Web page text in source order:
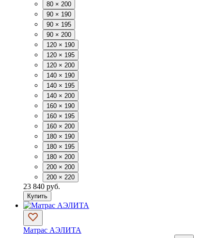
80 × 200
90 × 190
90 × 195
90 × 200
120 × 190
120 × 195
120 × 200
140 × 190
140 × 195
140 × 200
160 × 190
160 × 195
160 × 200
180 × 190
180 × 195
180 × 200
200 × 200
200 × 220
23 840 руб.
Купить
Матрас АЭЛИТА